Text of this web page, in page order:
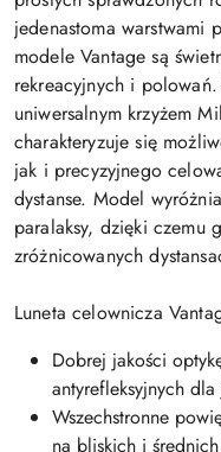
jedenastoma warstwami
modele Vantage są
rekreacyjnych i
uniwersalnym krzyżem
charakteryzuje się
jak i precyzyjnego
dystanse. Model
paralaksy, dzięki czemu
zróżnicowanych
Luneta celownicza
Dobrej jakości
antyrefleksyjnych
Wszechstronne
na bliskich i